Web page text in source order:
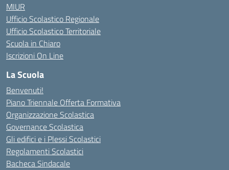
MIUR
Ufficio Scolastico Regionale
Ufficio Scolastico Territoriale
Scuola in Chiaro
Iscrizioni On Line
La Scuola
Benvenuti!
Piano Triennale Offerta Formativa
Organizzazione Scolastica
Governance Scolastica
Gli edifici e i Plessi Scolastici
Regolamenti Scolastici
Bacheca Sindacale